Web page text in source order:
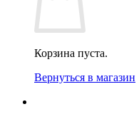
Корзина пуста.
Вернуться в магазин